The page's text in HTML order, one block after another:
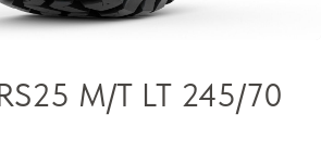
M/T LT 245/70